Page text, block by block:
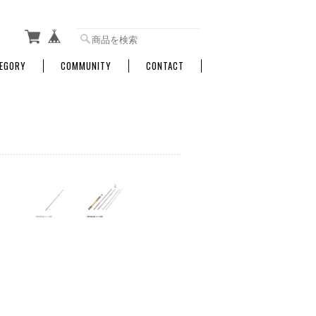
COMMUNITY CONTACT